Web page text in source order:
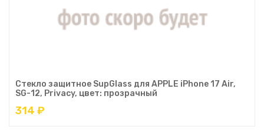
Стекло защитное SupGlass для APPLE iPhone 17 Air,
SG-12, Privacy, цвет: прозрачный
314 ₽